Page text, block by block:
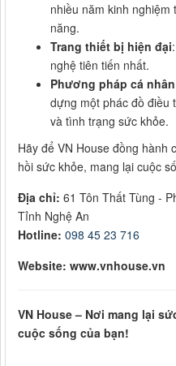
nhiều năm kinh
năng.
Trang thiết bị hiện đại
nghệ tiên tiến nhất.
Phương pháp cá
dựng một phác đồ điều
và tình trạng sức khỏe.
Hãy để VN House đồng hành
hồi sức khỏe, mang lại cuộc
Địa chỉ: 61 Tôn Thất Tùng -
Tỉnh Nghệ An
Hotline: 098 45 23 716
Website: www.vnhouse.vn
VN House – Nơi mang lại
cuộc sống của bạn!